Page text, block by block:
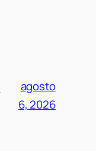
agosto
6, 2026